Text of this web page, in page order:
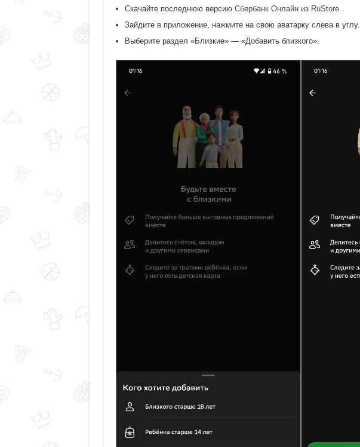
Скачайте последнюю версию Сбербанк Онлайн из RuStore.
Зайдите в приложение, нажмите на свою аватарку слева в углу.
Выберите раздел «Близкие» — «Добавить близкого».